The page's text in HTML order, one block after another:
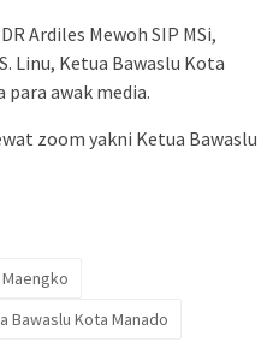
Ardiles Mewoh SIP MSi,
Linu, Ketua Bawaslu Kota
awak media.
zoom yakni Ketua Bawaslu
Bawaslu Kota Manado